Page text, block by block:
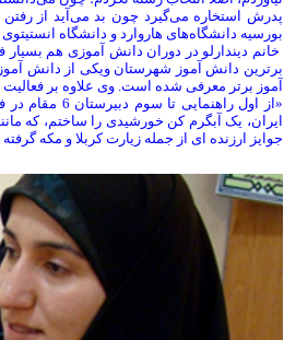
پدرش استخاره می‌گیرد چون بد می‌آید از
بورسیه دانشگاه‌های هاروارد و دانشگاه
خانم دیندارلو در دوران دانش آموزی هم
برترین دانش آموز شهرستان ویکی از دانش
آموز برتر معرفی شده است. وی علاوه بر
«از اول
ایران، یک آبگرم کن خورشیدی را ساختم، که
جوایز ارزنده ای از جمله زیارت کربلا و مکه